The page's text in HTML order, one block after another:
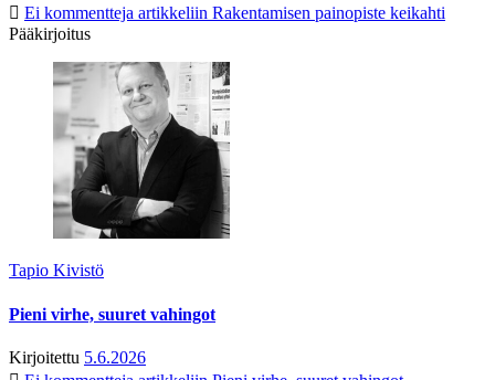
Ei kommentteja artikkeliin Rakentamisen painopiste keikahti
Pääkirjoitus
Tapio Kivistö
Pieni virhe, suuret vahingot
Kirjoitettu 5.6.2026